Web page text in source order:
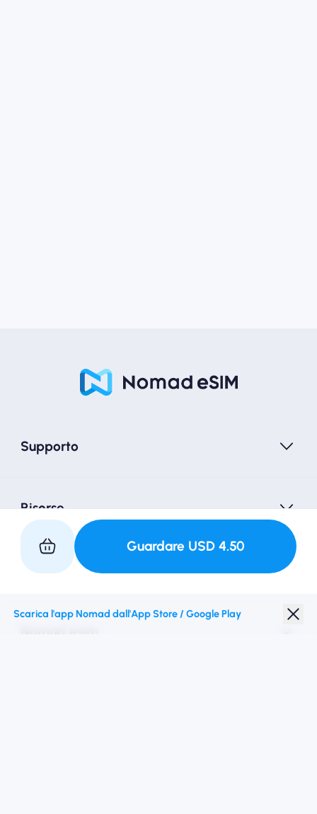
Guardare USD 4.50
Supporto
Risorse
Collaborare con noi
Scarica l'app Nomad dall'App Store / Google Play